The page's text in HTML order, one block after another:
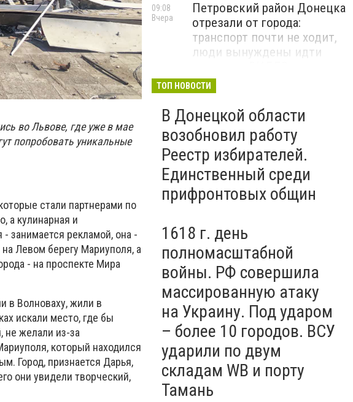
во Львове, где уже в мае
попробовать уникальные
стали партнерами по
а кулинарная и
занимается рекламой, она -
Левом берегу Мариуполя, а
- на проспекте Мира
в Волноваху, жили в
искали место, где бы
не желали из-за
который находился
Город, признается Дарья,
они увидели творческий,
Петровский район Донецка
отрезали от города:
транспорт почти не ходит,
люди вынуждены идти
09:08
Вчера
полномасштабной войны.
РФ ударила "Искандерами"
по Киевщине и столице. 15
человек погибли. В России
горят энергоподстанции и
очередной WB
Вчера
ТОП НОВОСТИ
В Донецкой области
возобновил работу
Реестр избирателей.
Единственный среди
прифронтовых общин
1618 г. день
полномасштабной
войны. РФ совершила
массированную атаку
на Украину. Под ударом
– более 10 городов. ВСУ
ударили по двум
складам WB и порту
Тамань